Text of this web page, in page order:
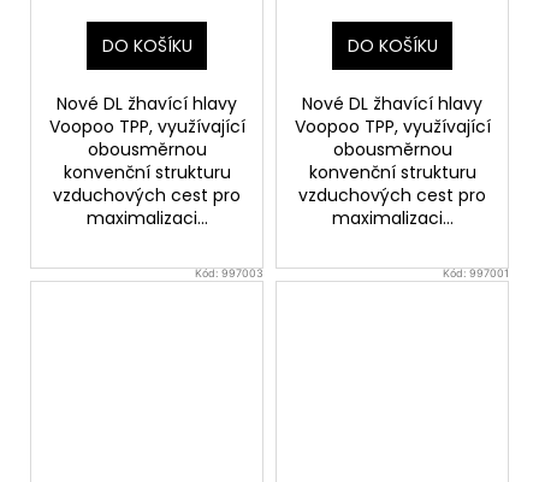
DO KOŠÍKU
Nové DL žhavící hlavy
Voopoo TPP, využívající
obousměrnou
konvenční strukturu
vzduchových cest pro
maximalizaci...
DO KOŠÍKU
Nové DL žhavící hlavy
Voopoo TPP, využívající
obousměrnou
konvenční strukturu
vzduchových cest pro
maximalizaci...
Kód:997003 Kód:997001